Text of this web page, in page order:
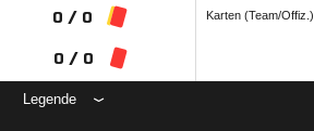
0 / 0
0 / 0
Karten (Team/Offiz.)
Legende